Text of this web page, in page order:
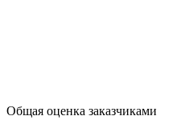
Общая оценка заказчиками